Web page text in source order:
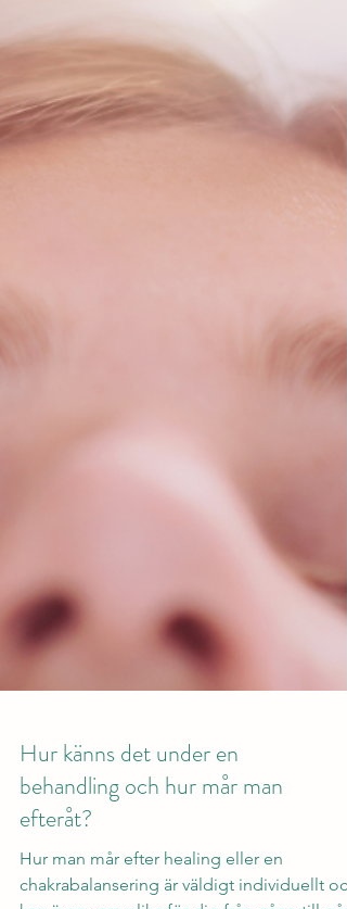
Hur känns det under en
behandling och hur mår man
efteråt?
Hur man mår efter healing eller en